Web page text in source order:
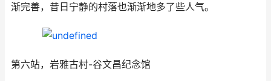
渐完善，昔日宁静的村落也渐渐地多了些人气。
第六站，岩雅古村-谷文昌纪念馆